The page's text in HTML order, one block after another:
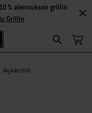
Search
% alennuksen grillin
Grillin
Älykäs Hiili